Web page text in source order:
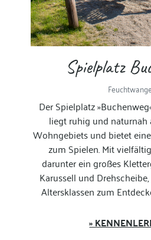
Spielplatz
Der Spielplatz
liegt ruhig und naturnah
Wohngebiets und bietet
zum Spielen. Mit
darunter ein großes
Karussell und
Altersklassen zum
»